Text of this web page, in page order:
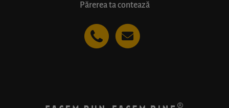
Părerea ta contează